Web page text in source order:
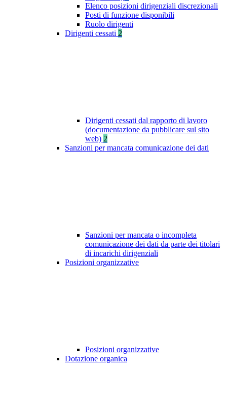
Elenco posizioni dirigenziali discrezionali
Posti di funzione disponibili
Ruolo dirigenti
Dirigenti cessati 2
Dirigenti cessati dal rapporto di lavoro
(documentazione da pubblicare sul sito
web) 2
Sanzioni per mancata comunicazione dei dati
Sanzioni per mancata o incompleta
comunicazione dei dati da parte dei titolari
di incarichi dirigenziali
Posizioni organizzative
Posizioni organizzative
Dotazione organica